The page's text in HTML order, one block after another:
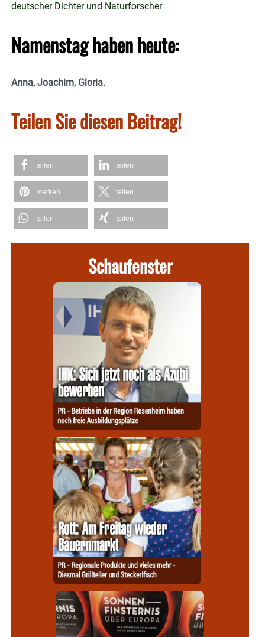
deutscher Dichter und Naturforscher
Namenstag haben heute:
Anna, Joachim, Gloria.
Teilen Sie diesen Beitrag!
teilen teilen
merken teilen
teilen teilen
Schaufenster